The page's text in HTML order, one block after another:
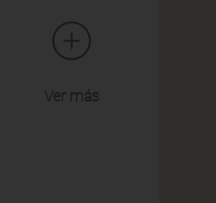
Ver más